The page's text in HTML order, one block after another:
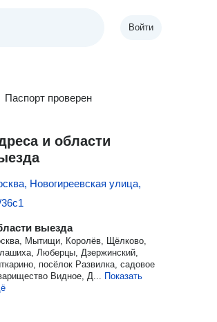
Войти
Паспорт проверен
и области
Новогиреевская улица,
выезда
Мытищи, Королёв, Щёлково,
Люберцы, Дзержинский,
посёлок Развилка, садовое
Видное, Д... Показать